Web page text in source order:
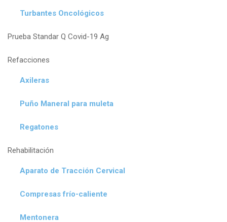
Turbantes Oncológicos
Prueba Standar Q Covid-19 Ag
Refacciones
Axileras
Puño Maneral para muleta
Regatones
Rehabilitación
Aparato de Tracción Cervical
Compresas frío-caliente
Mentonera